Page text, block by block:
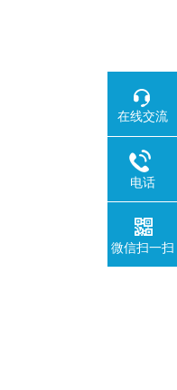
在线交流
电话
微信扫一扫